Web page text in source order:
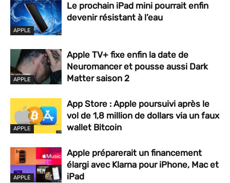
APPLE
Le prochain iPad mini pourrait enfin
devenir résistant à l’eau
APPLE
Apple TV+ fixe enfin la date de
Neuromancer et pousse aussi Dark
Matter saison 2
APPLE
App Store : Apple poursuivi après le
vol de 1,8 million de dollars via un faux
wallet Bitcoin
APPLE
Apple préparerait un financement
élargi avec Klarna pour iPhone, Mac et
iPad